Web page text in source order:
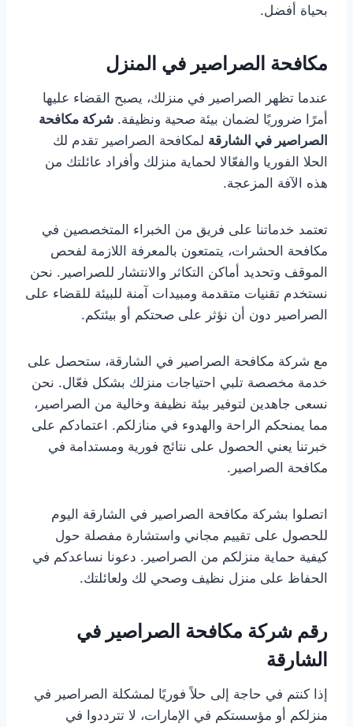
بحياة أفضل.
مكافحة الصراصير في المنزل
عندما تظهر الصراصير في منزلك، يصبح القضاء عليها
أمرًا ضروريًا لضمان بيئة صحية ونظيفة. شركة مكافحة
الصراصير في الشارقة لمكافحة الصراصير تقدم لك
الحلا الفوريا والفعّالا لحماية منزلك وأفراد عائلتك من
هذه الآفة المزعجة.
تعتمد خدماتنا على فريق من الخبراء المتخصصين في
مكافحة الحشرات، يتمتعون بالمعرفة اللازمة لفحص
الموقف وتحديد أماكن التكاثر والانتشار للصراصير. نحن
نستخدم تقنيات متقدمة ومبيدات آمنة للبيئة للقضاء على
الصراصير دون أن نؤثر على صحتكم أو بيئتكم.
مع شركة مكافحة الصراصير في الشارقة، ستحصل على
خدمة مخصصة تلبي احتياجات منزلك بشكل فعّال. نحن
نسعى جاهدين لتوفير بيئة نظيفة وخالية من الصراصير،
مما يمنحكم الراحة والهدوء في منازلكم. اعتمادكم على
خبرتنا يعني الحصول على نتائج فورية ومستدامة في
مكافحة الصراصير.
اتصلوا بشركة مكافحة الصراصير في الشارقة اليوم
للحصول على تقييم مجاني واستشارة مفصلة حول
كيفية حماية منزلكم من الصراصير. دعونا نساعدكم في
الحفاظ على منزل نظيف وصحي لك ولعائلتك.
رقم شركة مكافحة الصراصير في
الشارقة
إذا كنتم في حاجة إلى حلاً فوريًا لمشكلة الصراصير في
منزلكم أو مؤسستكم في الإمارات، لا تترددوا في